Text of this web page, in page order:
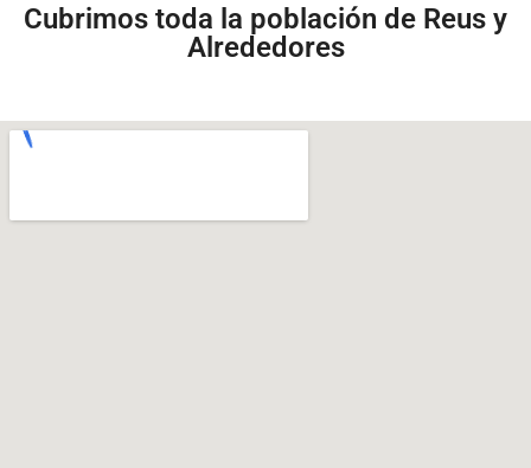
Cubrimos toda la población de Reus y
Alrededores